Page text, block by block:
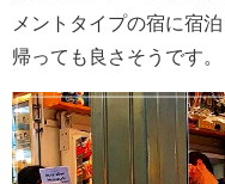
メントタイプの宿に宿
帰っても良さそうです。